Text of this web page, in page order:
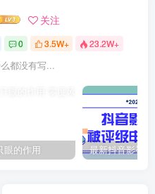
关注
0 3.5W+ 23.2W+
都没有写...
眼的作用